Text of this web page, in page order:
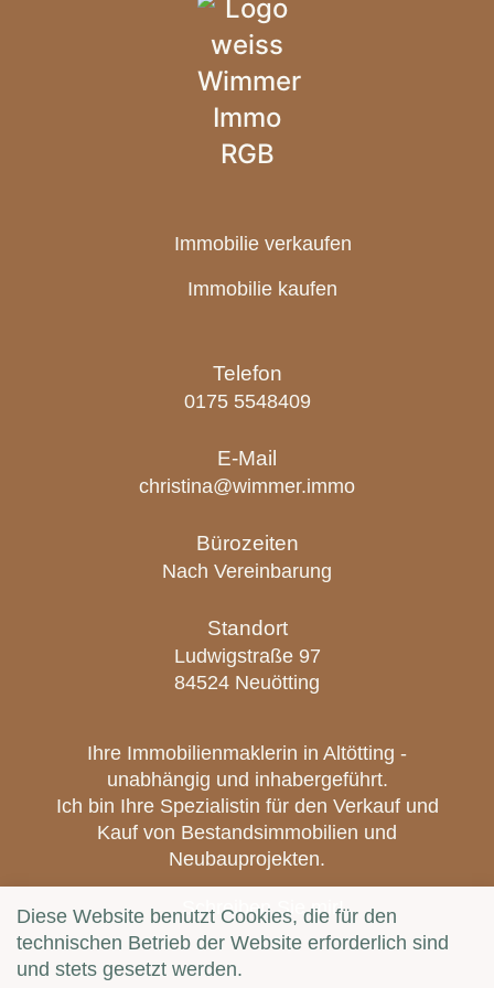
Immobilie verkaufen
Immobilie kaufen
Telefon
0175 5548409
E-Mail
christina@wimmer.immo
Bürozeiten
Nach Vereinbarung
Standort
Ludwigstraße 97
84524 Neuötting
Ihre Immobilienmaklerin in Altötting -
unabhängig und inhabergeführt.
Ich bin Ihre Spezialistin für den Verkauf und
Kauf von Bestandsimmobilien und
Neubauprojekten.
Schreiben Sie mir!
Diese Website benutzt Cookies, die für den
technischen Betrieb der Website erforderlich sind
und stets gesetzt werden.
Notwendig